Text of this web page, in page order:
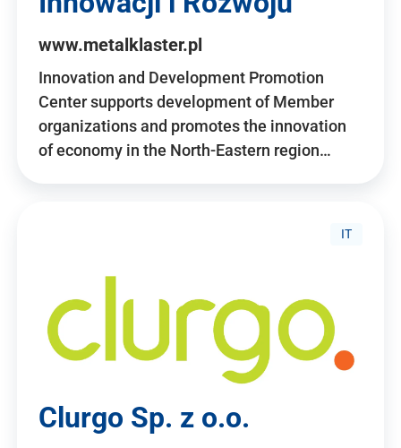
www.metalklaster.pl
Innovation and Development Promotion
Center supports development of Member
organizations and promotes the innovation
of economy in the North-Eastern region…
IT
Clurgo Sp. z o.o.